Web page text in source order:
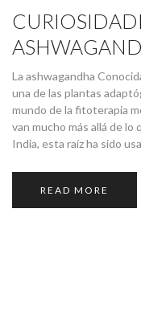
La ashwagandha
una de las plantas
mundo de la fitoterapia
van mucho más allá de lo
India, esta raíz ha sido
READ MORE